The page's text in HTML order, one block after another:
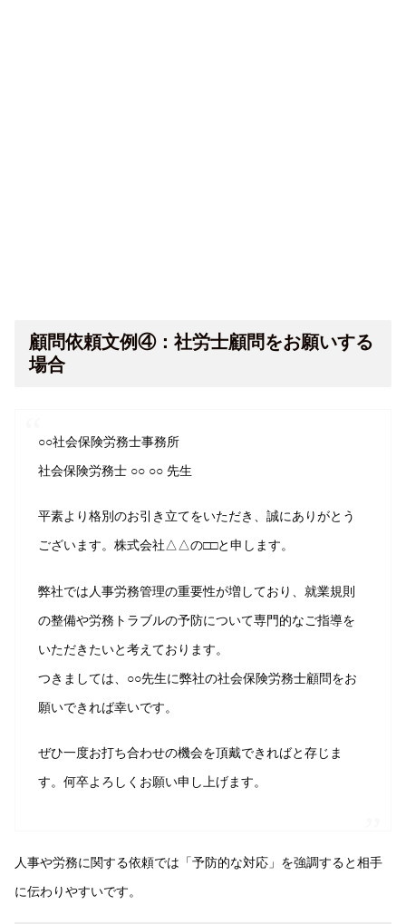
顧問依頼文例④：社労士顧問をお願いする
場合
○○社会保険労務士事務所
社会保険労務士 ○○ ○○ 先生
平素より格別のお引き立てをいただき、誠にありがとう
ございます。株式会社△△の□□と申します。
弊社では人事労務管理の重要性が増しており、就業規則
の整備や労務トラブルの予防について専門的なご指導を
いただきたいと考えております。
つきましては、○○先生に弊社の社会保険労務士顧問をお
願いできれば幸いです。
ぜひ一度お打ち合わせの機会を頂戴できればと存じま
す。何卒よろしくお願い申し上げます。
人事や労務に関する依頼では「予防的な対応」を強調すると相手
に伝わりやすいです。